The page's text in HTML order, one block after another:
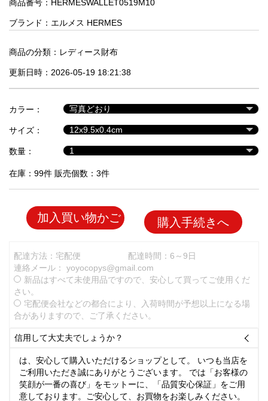
人
気
商
セ
ル
品
商品番号：HERMESWALLET0519M10
ブランド： エルメス HERMES
商品の分類： レディース財布
更新日時：2026-05-19 18:21:38
カラー：
サイズ：
数量：
在庫：99件 販売個数：3件
加入買い物かご 購入手続きへ
配達方法：宅配便
配達時間：6～9日
連絡メール： yoyocopys@gmail.com
新品はすべて未使用品ですので、安心して買ってご使用くだ
さい。
宅配便会社などの都合により、入荷時間が予想以上になる場
合がありますので、ご了承ください。
信用して大丈夫でしょうか？ 
は、安心して購入いただけるショップとして。 いつも当店を
ご利用いただき誠にありがとうございます。 では「お客様の
笑顔が一番の喜び」をモットーに、「品質安心保証」をご用
意しております。ご安心して、お買物をお楽しみください。